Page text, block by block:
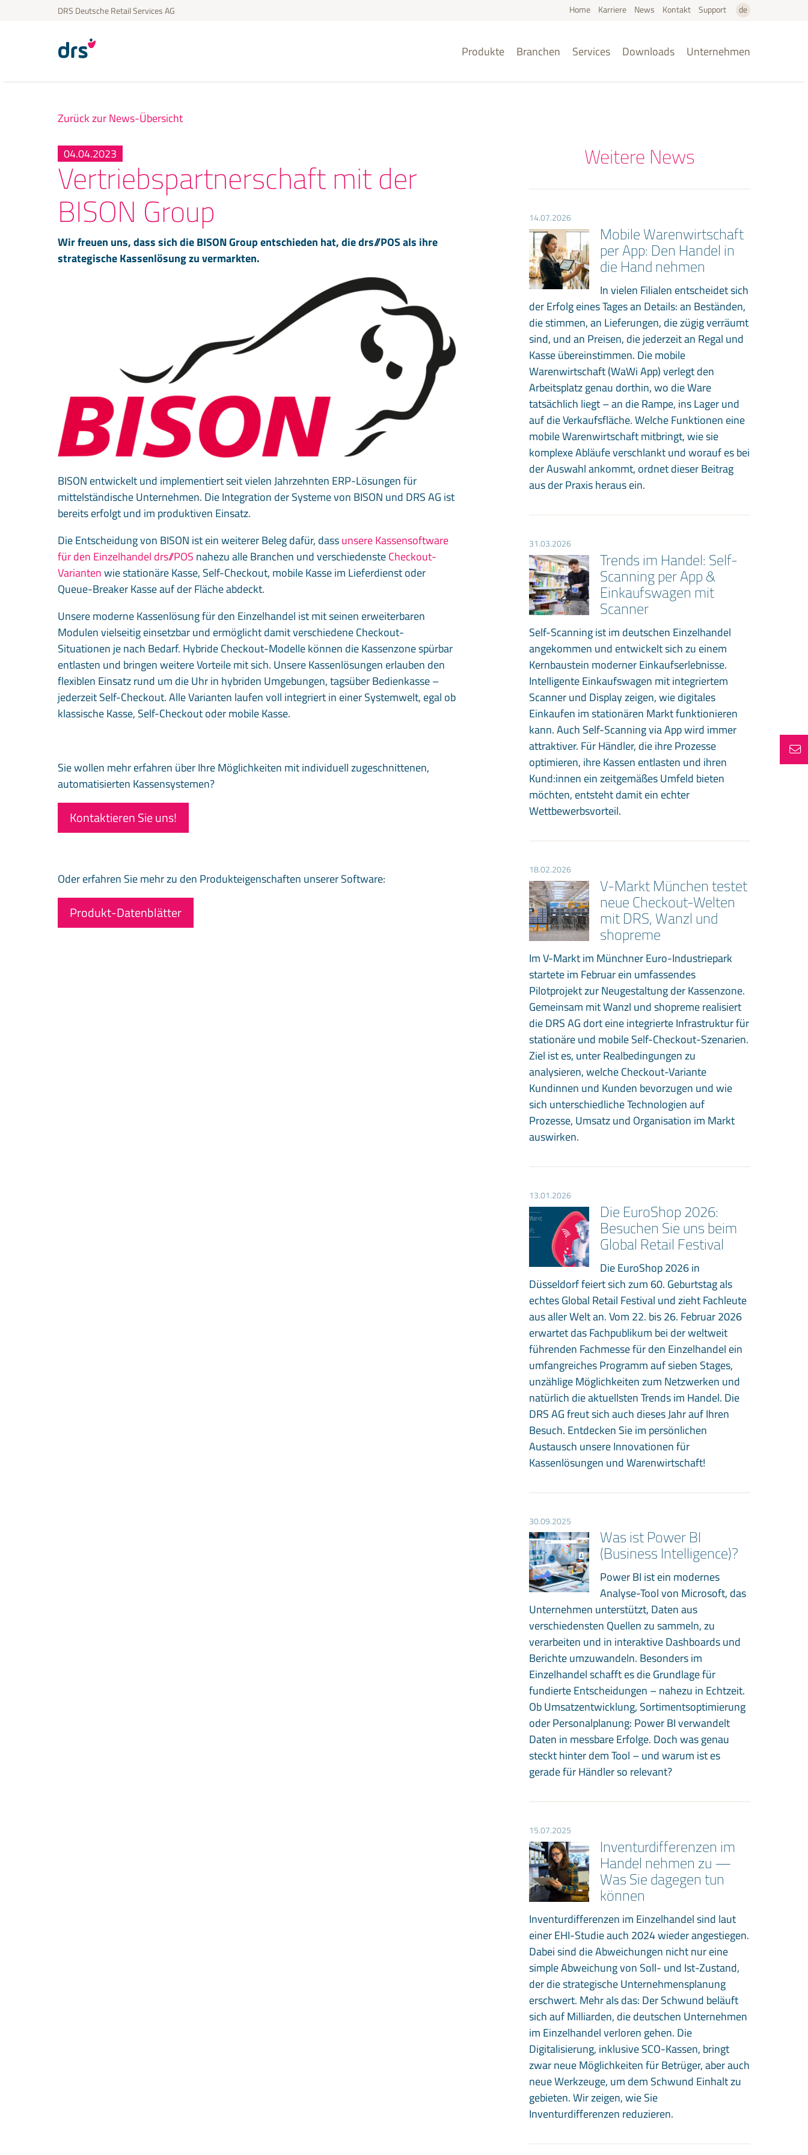
DRS Deutsche Retail Services AG Home Karriere News Kontakt Support de
en
Produkte Branchen Services Downloads Unternehmen
Zurück zur News-Übersicht
04.04.2023
Vertriebspartnerschaft mit der
BISON Group
Wir freuen uns, dass sich die BISON Group entschieden hat, die drs//POS als ihre
strategische Kassenlösung zu vermarkten.
BISON entwickelt und implementiert seit vielen Jahrzehnten ERP-Lösungen für
mittelständische Unternehmen. Die Integration der Systeme von BISON und DRS AG ist
bereits erfolgt und im produktiven Einsatz.
Die Entscheidung von BISON ist ein weiterer Beleg dafür, dassunsere Kassensoftware
für den Einzelhandel drs//POS nahezu alle Branchen und verschiedensteCheckout-
Variantenwie stationäre Kasse, Self-Checkout, mobile Kasse im Lieferdienst oder
Queue-Breaker Kasse auf der Fläche abdeckt.
Unsere moderne Kassenlösung für den Einzelhandel ist mit seinen erweiterbaren
Modulen vielseitig einsetzbar und ermöglicht damit verschiedene Checkout-
Situationen je nach Bedarf. Hybride Checkout-Modelle können die Kassenzone spürbar
entlasten und bringen weitere Vorteile mit sich. Unsere Kassenlösungen erlauben den
flexiblen Einsatz rund um die Uhr in hybriden Umgebungen, tagsüber Bedienkasse –
jederzeit Self-Checkout. Alle Varianten laufen voll integriert in einer Systemwelt, egal ob
klassische Kasse, Self-Checkout oder mobile Kasse.
Sie wollen mehr erfahren über Ihre Möglichkeiten mit individuell zugeschnittenen,
automatisierten Kassensystemen?
Kontaktieren Sie uns!
Oder erfahren Sie mehr zu den Produkteigenschaften unserer Software:
Produkt-Datenblätter
Weitere News
14.07.2026
Mobile Warenwirtschaft
per App: Den Handel in
die Hand nehmen
In vielen Filialen entscheidet sich
der Erfolg eines Tages an Details: an Beständen,
die stimmen, an Lieferungen, die zügig verräumt
sind, und an Preisen, die jederzeit an Regal und
Kasse übereinstimmen. Die mobile
Warenwirtschaft (WaWi App) verlegt den
Arbeitsplatz genau dorthin, wo die Ware
tatsächlich liegt – an die Rampe, ins Lager und
auf die Verkaufsfläche. Welche Funktionen eine
mobile Warenwirtschaft mitbringt, wie sie
komplexe Abläufe verschlankt und worauf es bei
der Auswahl ankommt, ordnet dieser Beitrag
aus der Praxis heraus ein.
31.03.2026
Trends im Handel: Self-
Scanning per App &
Einkaufswagen mit
Scanner
Self-Scanning ist im deutschen Einzelhandel
angekommen und entwickelt sich zu einem
Kernbaustein moderner Einkaufserlebnisse.
Intelligente Einkaufswagen mit integriertem
Scanner und Display zeigen, wie digitales
Einkaufen im stationären Markt funktionieren
kann. Auch Self-Scanning via App wird immer
attraktiver. Für Händler, die ihre Prozesse
optimieren, ihre Kassen entlasten und ihren
Kund:innen ein zeitgemäßes Umfeld bieten
möchten, entsteht damit ein echter
Wettbewerbsvorteil.
18.02.2026
V-Markt München testet
neue Checkout-Welten
mit DRS, Wanzl und
shopreme
Im V-Markt im Münchner Euro-Industriepark
startete im Februar ein umfassendes
Pilotprojekt zur Neugestaltung der Kassenzone.
Gemeinsam mit Wanzl und shopreme realisiert
die DRS AG dort eine integrierte Infrastruktur für
stationäre und mobile Self-Checkout-Szenarien.
Ziel ist es, unter Realbedingungen zu
analysieren, welche Checkout-Variante
Kundinnen und Kunden bevorzugen und wie
sich unterschiedliche Technologien auf
Prozesse, Umsatz und Organisation im Markt
auswirken.
13.01.2026
Die EuroShop 2026:
Besuchen Sie uns beim
Global Retail Festival
Die EuroShop 2026 in
Düsseldorf feiert sich zum 60. Geburtstag als
echtes Global Retail Festival und zieht Fachleute
aus aller Welt an. Vom 22. bis 26. Februar 2026
erwartet das Fachpublikum bei der weltweit
führenden Fachmesse für den Einzelhandel ein
umfangreiches Programm auf sieben Stages,
unzählige Möglichkeiten zum Netzwerken und
natürlich die aktuellsten Trends im Handel. Die
DRS AG freut sich auch dieses Jahr auf Ihren
Besuch. Entdecken Sie im persönlichen
Austausch unsere Innovationen für
Kassenlösungen und Warenwirtschaft!
30.09.2025
Was ist Power BI
(Business Intelligence)?
Power BI ist ein modernes
Analyse-Tool von Microsoft, das
Unternehmen unterstützt, Daten aus
verschiedensten Quellen zu sammeln, zu
verarbeiten und in interaktive Dashboards und
Berichte umzuwandeln. Besonders im
Einzelhandel schafft es die Grundlage für
fundierte Entscheidungen – nahezu in Echtzeit.
Ob Umsatzentwicklung, Sortimentsoptimierung
oder Personalplanung: Power BI verwandelt
Daten in messbare Erfolge. Doch was genau
steckt hinter dem Tool – und warum ist es
gerade für Händler so relevant?
15.07.2025
Inventurdifferenzen im
Handel nehmen zu —
Was Sie dagegen tun
können
Inventurdifferenzen im Einzelhandel sind laut
einer EHI-Studie auch 2024 wieder angestiegen.
Dabei sind die Abweichungen nicht nur eine
simple Abweichung von Soll- und Ist-Zustand,
der die strategische Unternehmensplanung
erschwert. Mehr als das: Der Schwund beläuft
sich auf Milliarden, die deutschen Unternehmen
im Einzelhandel verloren gehen. Die
Digitalisierung, inklusive SCO-Kassen, bringt
zwar neue Möglichkeiten für Betrüger, aber auch
neue Werkzeuge, um dem Schwund Einhalt zu
gebieten. Wir zeigen, wie Sie
Inventurdifferenzen reduzieren.